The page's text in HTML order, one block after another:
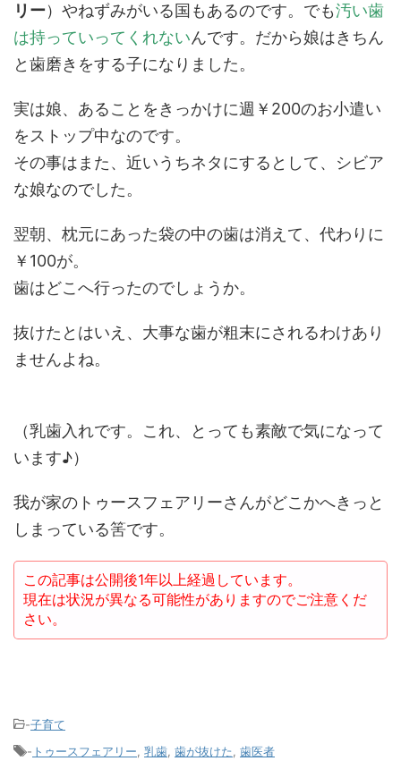
リー）やねずみがいる国もあるのです。でも汚い歯
は持っていってくれないんです。だから娘はきちん
と歯磨きをする子になりました。
実は娘、あることをきっかけに週￥200のお小遣い
をストップ中なのです。
その事はまた、近いうちネタにするとして、シビア
な娘なのでした。
翌朝、枕元にあった袋の中の歯は消えて、代わりに
￥100が。
歯はどこへ行ったのでしょうか。
抜けたとはいえ、大事な歯が粗末にされるわけあり
ませんよね。
（乳歯入れです。これ、とっても素敵で気になって
います♪）
我が家のトゥースフェアリーさんがどこかへきっと
しまっている筈です。
この記事は公開後1年以上経過しています。
現在は状況が異なる可能性がありますのでご注意くだ
さい。
-子育て
- トゥースフェアリー 乳歯 歯が抜けた 歯医者